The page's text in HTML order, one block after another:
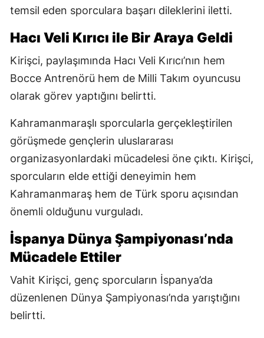
temsil eden sporculara başarı dileklerini iletti.
Hacı Veli Kırıcı ile Bir Araya Geldi
Kirişci, paylaşımında Hacı Veli Kırıcı’nın hem
Bocce Antrenörü hem de Milli Takım oyuncusu
olarak görev yaptığını belirtti.
Kahramanmaraşlı sporcularla gerçekleştirilen
görüşmede gençlerin uluslararası
organizasyonlardaki mücadelesi öne çıktı. Kirişci,
sporcuların elde ettiği deneyimin hem
Kahramanmaraş hem de Türk sporu açısından
önemli olduğunu vurguladı.
İspanya Dünya Şampiyonası’nda
Mücadele Ettiler
Vahit Kirişci, genç sporcuların İspanya’da
düzenlenen Dünya Şampiyonası’nda yarıştığını
belirtti.